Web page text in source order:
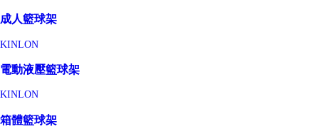
成人籃球架
KINLON
電動液壓籃球架
KINLON
箱體籃球架